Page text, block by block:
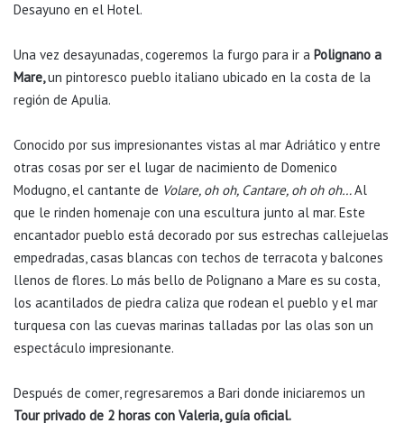
Desayuno en el Hotel.
Una vez desayunadas, cogeremos la furgo para ir a Polignano a
Mare,un pintoresco pueblo italiano ubicado en la costa de la
región de Apulia.
Conocido por sus impresionantes vistas al mar Adriático y entre
otras cosas por ser el lugar de nacimiento de Domenico
Modugno, el cantante de Volare, oh oh, Cantare, oh oh oh…Al
que le rinden homenaje con una escultura junto al mar. Este
encantador pueblo está decorado por sus estrechas callejuelas
empedradas, casas blancas con techos de terracota y balcones
llenos de flores. Lo más bello de Polignano a Mare es su costa,
los acantilados de piedra caliza que rodean el pueblo y el mar
turquesa con las cuevas marinas talladas por las olas son un
espectáculo impresionante.
Después de comer, regresaremos a Bari donde iniciaremos un
Tour privado de 2 horas con Valeria, guía oficial.